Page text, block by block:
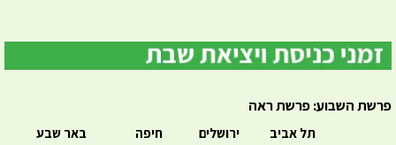
פרשת השבוע: פרשת ראה
תל אביב
ירושלים
חיפה
באר שבע